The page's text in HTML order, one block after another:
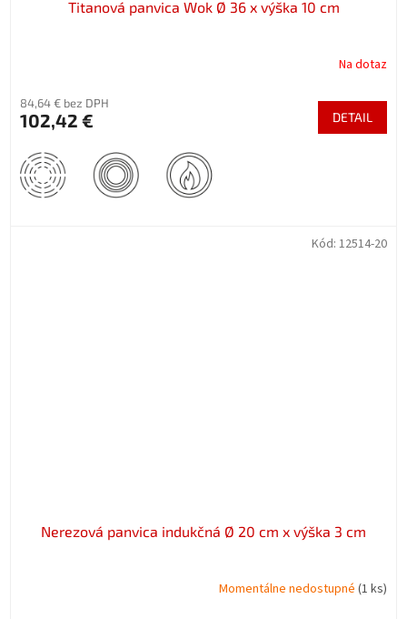
Titanová panvica Wok Ø 36 x výška 10 cm
Na dotaz
84,64 € bez DPH
102,42 € DETAIL
Nerezová panvica indukčná Ø 20 cm x výška 3 cm
Momentálne nedostupné (1 ks)
Kód: 12514-20